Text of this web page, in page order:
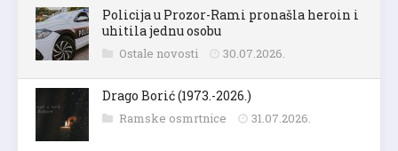
Policija u Prozor-Rami pronašla heroin i
uhitila jednu osobu
Ostale novosti 30.07.2026.
Drago Borić (1973.-2026.)
Ramske osmrtnice 31.07.2026.